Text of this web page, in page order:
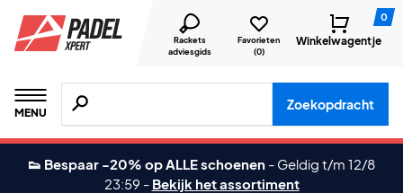
Rackets
adviesgids
Favorieten
(0)
0
Winkelwagentje
MENU
Zoeken naar producten, merken etc.
Zoekopdracht
👟 Bespaar -20% op ALLE schoenen - Geldig t/m 12/8
23:59 - Bekijk het assortiment